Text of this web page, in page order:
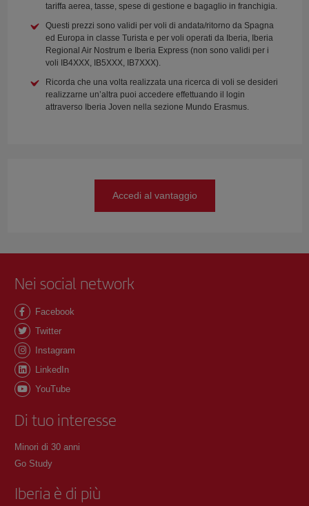
tariffa aerea, tasse, spese di gestione e bagaglio in franchigia.
Questi prezzi sono validi per voli di andata/ritorno da Spagna
ed Europa in classe Turista e per voli operati da Iberia, Iberia
Regional Air Nostrum e Iberia Express (non sono validi per i
voli IB4XXX, IB5XXX, IB7XXX).
Ricorda che una volta realizzata una ricerca di voli se desideri
realizzarne un’altra puoi accedere effettuando il login
attraverso Iberia Joven nella sezione Mundo Erasmus.
Accedi al vantaggio
Nei social network
Facebook
Twitter
Instagram
LinkedIn
YouTube
Di tuo interesse
Minori di 30 anni
Go Study
Iberia è di più